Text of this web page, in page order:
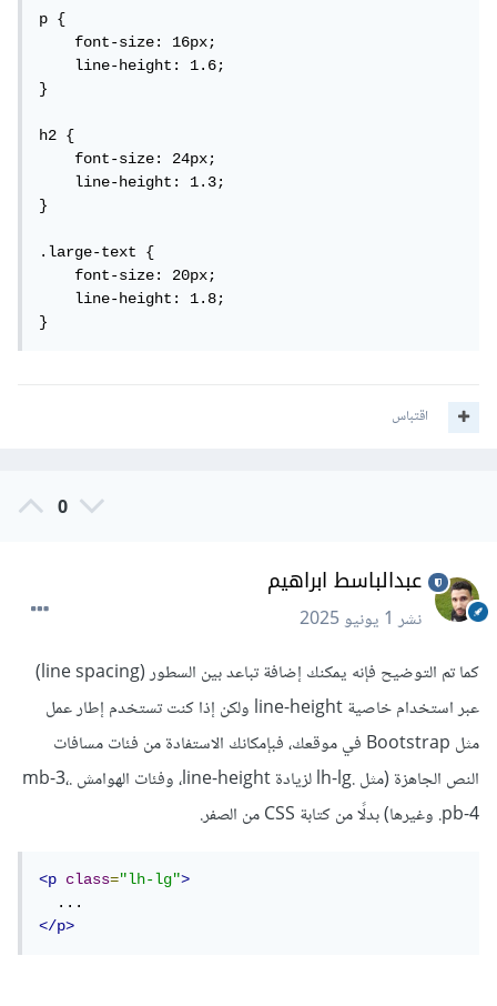
p {
    font-size: 16px;
    line-height: 1.6;
}
h2 {
    font-size: 24px;
    line-height: 1.3;
}
.large-text {
    font-size: 20px;
    line-height: 1.8;
}
اقتباس
0
عبدالباسط ابراهيم
نشر1 يونيو 2025
كما تم التوضيح فإنه يمكنك إضافة تباعد بين السطور (line spacing)
عبر استخدام خاصية line-height ولكن إذا كنت تستخدم إطار عمل
مثل Bootstrap في موقعك، فبإمكانك الاستفادة من فئات مسافات
النص الجاهزة (مثل .lh-lg لزيادة line-height، وفئات الهوامش .mb-3،
.pb-4 وغيرها) بدلًا من كتابة CSS من الصفر.
<p class="lh-lg">
</p>